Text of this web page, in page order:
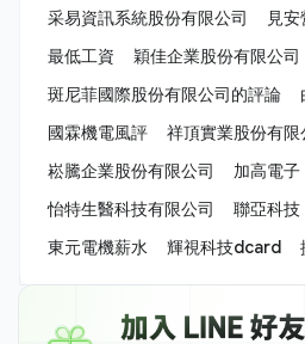
采易資訊系統股份有限公司
見
最低工資
穎佳企業股份有限公司
斑尼菲國際股份有限公司的評論
國霖機電風評
祥頂實業股份有
崧騰企業股份有限公司
加高電子
怡特生醫科技有限公司
聯亞科技
東元電機薪水
輝視科技dcard